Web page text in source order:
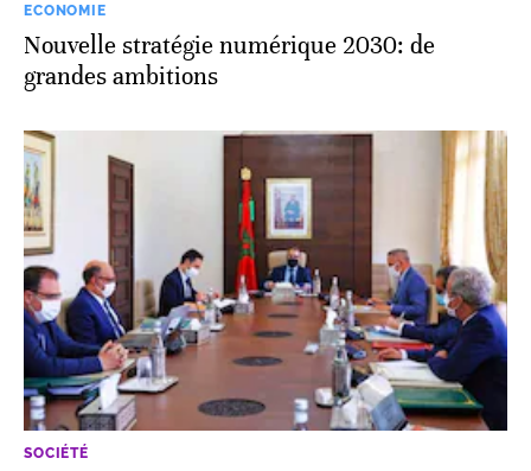
ECONOMIE
Nouvelle stratégie numérique 2030: de
grandes ambitions
SOCIÉTÉ